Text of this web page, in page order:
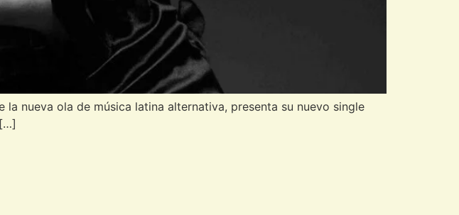
nueva ola de música latina alternativa, presenta su nuevo single